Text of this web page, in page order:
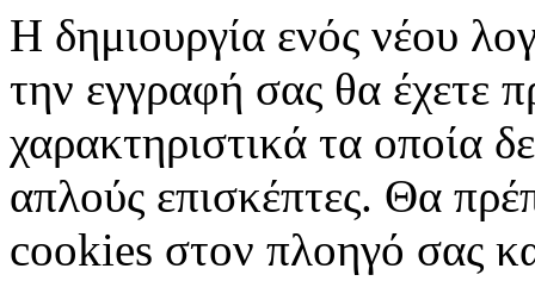
Η δημιουργία ενός νέου
την εγγραφή σας θα έχετε
χαρακτηριστικά τα οποία
απλούς επισκέπτες. Θα
cookies στον πλοηγό σας